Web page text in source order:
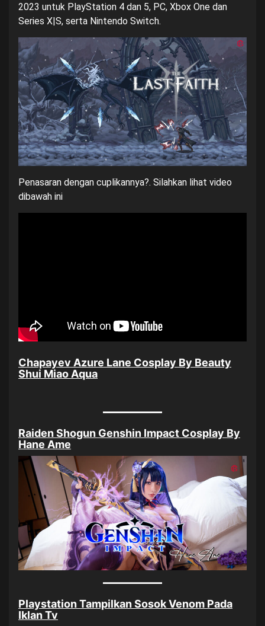
2023 untuk PlayStation 4 dan 5, PC, Xbox One dan
Series X|S, serta Nintendo Switch.
Penasaran dengan cuplikannya?. Silahkan lihat video
dibawah ini
Chapayev Azure Lane Cosplay By Beauty
Shui Miao Aqua
Raiden Shogun Genshin Impact Cosplay By
Hane Ame
Playstation Tampilkan Sosok Venom Pada
Iklan Tv